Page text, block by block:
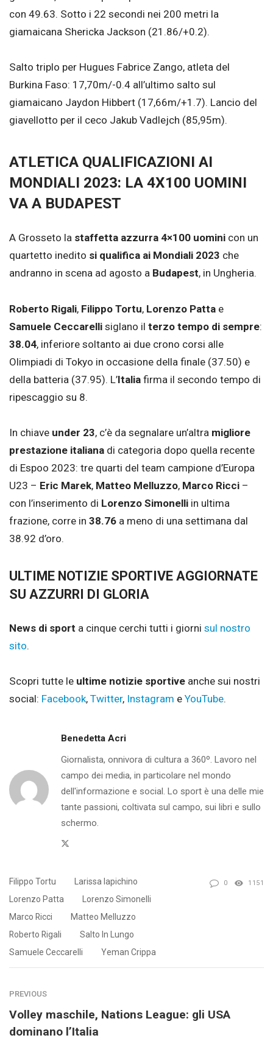
con 49.63. Sotto i 22 secondi nei 200 metri la
giamaicana Shericka Jackson (21.86/+0.2).
Salto triplo per Hugues Fabrice Zango, atleta del
Burkina Faso: 17,70m/-0.4 all’ultimo salto sul
giamaicano Jaydon Hibbert (17,66m/+1.7). Lancio del
giavellotto per il ceco Jakub Vadlejch (85,95m).
ATLETICA QUALIFICAZIONI AI
MONDIALI 2023: LA 4X100 UOMINI
VA A BUDAPEST
A Grosseto la staffetta azzurra 4×100 uomini con un
quartetto inedito si qualifica ai Mondiali 2023 che
andranno in scena ad agosto a Budapest, in Ungheria.
Roberto Rigali, Filippo Tortu, Lorenzo Patta e
Samuele Ceccarelli siglano il terzo tempo di sempre:
38.04, inferiore soltanto ai due crono corsi alle
Olimpiadi di Tokyo in occasione della finale (37.50) e
della batteria (37.95). L’Italia firma il secondo tempo di
ripescaggio su 8.
In chiave under 23, c’è da segnalare un’altra migliore
prestazione italiana di categoria dopo quella recente
di Espoo 2023: tre quarti del team campione d’Europa
U23 – Eric Marek, Matteo Melluzzo, Marco Ricci –
con l’inserimento di Lorenzo Simonelli in ultima
frazione, corre in 38.76 a meno di una settimana dal
38.92 d’oro.
ULTIME NOTIZIE SPORTIVE AGGIORNATE
SU AZZURRI DI GLORIA
News di sport a cinque cerchi tutti i giorni sul nostro
sito.
Scopri tutte le ultime notizie sportive anche sui nostri
social: Facebook, Twitter, Instagram e YouTube.
Benedetta Acri
Giornalista, onnivora di cultura a 360º. Lavoro nel
campo dei media, in particolare nel mondo
dell'informazione e social. Lo sport è una delle mie
tante passioni, coltivata sul campo, sui libri e sullo
schermo.
Filippo Tortu
Larissa Iapichino
Lorenzo Patta
Lorenzo Simonelli
Marco Ricci
Matteo Melluzzo
Roberto Rigali
Salto In Lungo
Samuele Ceccarelli
Yeman Crippa
0 1151
PREVIOUS
Volley maschile, Nations League: gli USA
dominano l’Italia